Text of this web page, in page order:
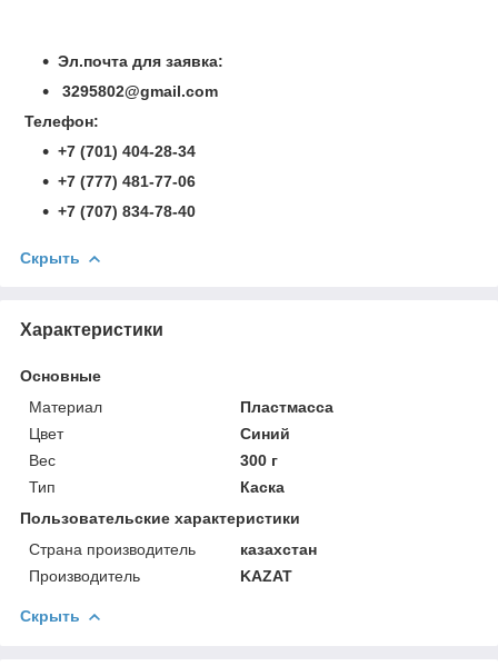
Эл.почта для заявка:
3295802@gmail.com
Телефон:
+7 (701) 404-28-34
+7 (777) 481-77-06
+7 (707) 834-78-40
Скрыть
Характеристики
Основные
Материал
Пластмасса
Цвет
Синий
Вес
300 г
Тип
Каска
Пользовательские характеристики
Страна производитель
казахстан
Производитель
KAZAT
Скрыть